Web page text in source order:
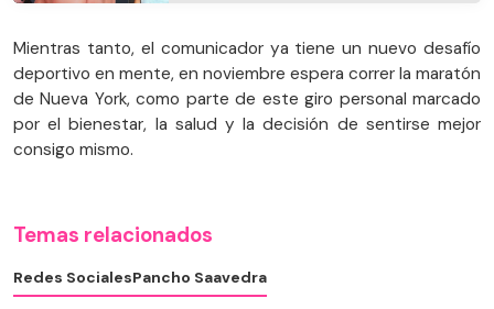
Mientras tanto, el comunicador ya tiene un nuevo desafío
deportivo en mente, en noviembre espera correr la maratón
de Nueva York, como parte de este giro personal marcado
por el bienestar, la salud y la decisión de sentirse mejor
consigo mismo.
Temas relacionados
Redes SocialesPancho Saavedra